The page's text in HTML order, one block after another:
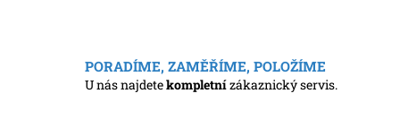
PORADÍME, ZAMĚŘÍME, POLOŽÍME
U nás najdetekompletnízákaznický servis.